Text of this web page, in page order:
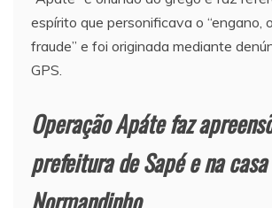
espírito que personificava o “engano,
fraude” e foi originada mediante
GPS.
Operação Apáte faz
prefeitura de Sapé e na